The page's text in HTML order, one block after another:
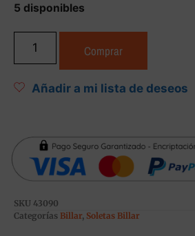
5 disponibles
Comprar
Añadir a mi lista de deseos
SKU 43090
Categorías Billar, Soletas Billar